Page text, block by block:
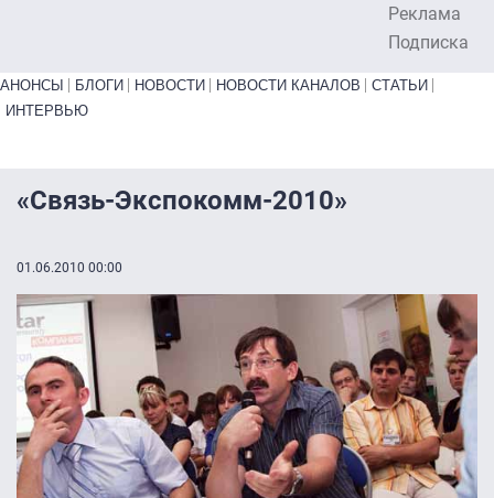
Реклама
Подписка
Primary links bottom
АНОНСЫ БЛОГИ НОВОСТИ НОВОСТИ КАНАЛОВ
СТАТЬИ
ИНТЕРВЬЮ
«Связь-Экспокомм-2010»
01.06.2010 00:00